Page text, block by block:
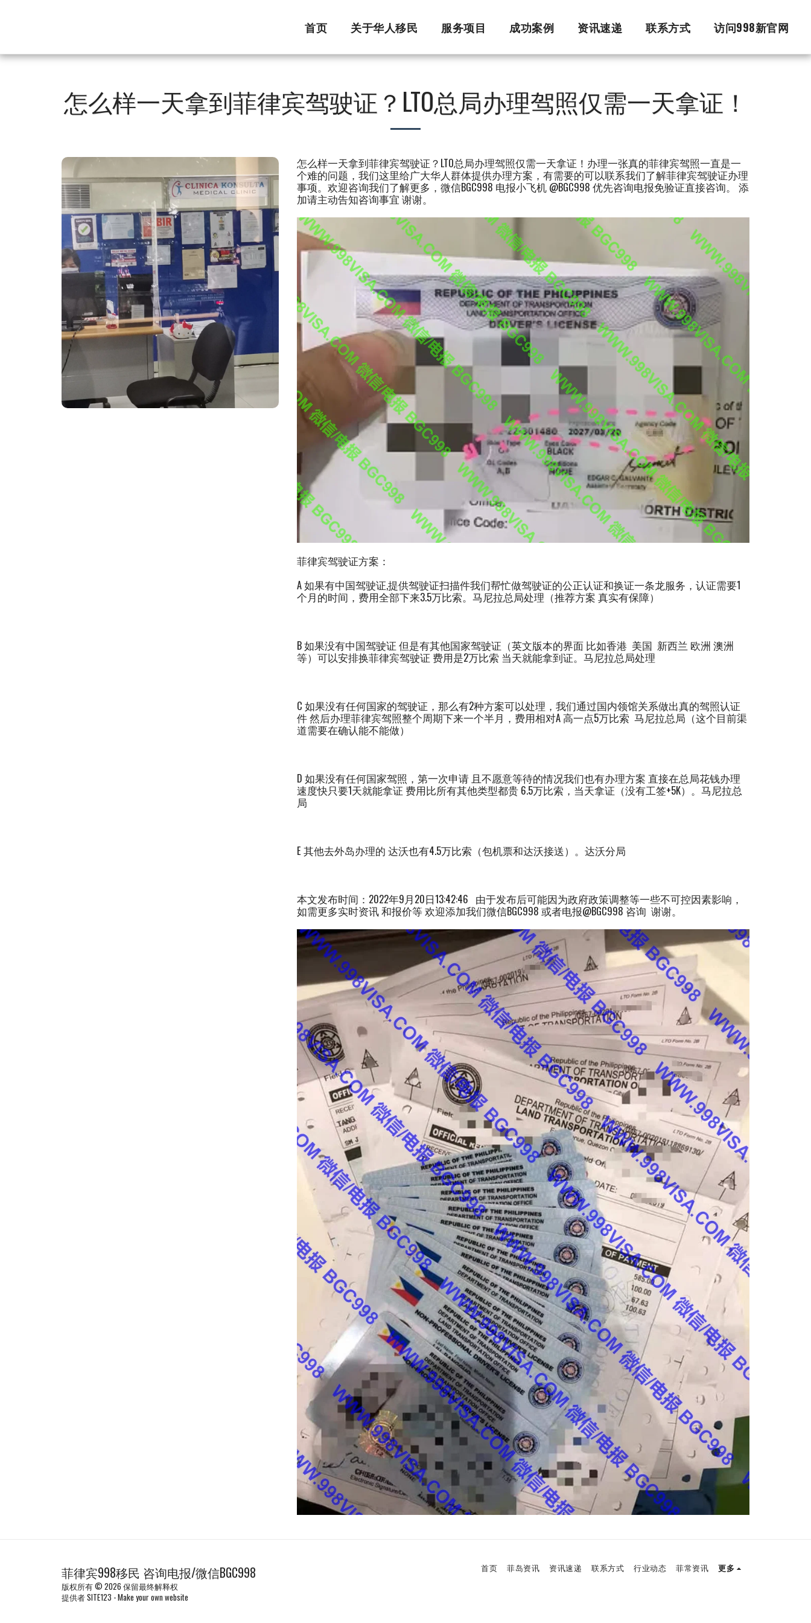
首页 关于华人移民 服务项目 成功案例 资讯速递 联系方式 访问998新官网
怎么样一天拿到菲律宾驾驶证？LTO总局办理驾照仅需一天拿证！
怎么样一天拿到菲律宾驾驶证？LTO总局办理驾照仅需一天拿证！办理一张真的菲律宾驾照一直是一
个难的问题，我们这里给广大华人群体提供办理方案，有需要的可以联系我们了解菲律宾驾驶证办理
事项。欢迎咨询我们了解更多，微信BGC998 电报小飞机 @BGC998 优先咨询电报免验证直接咨询。 添
加请主动告知咨询事宜 谢谢。
菲律宾驾驶证方案：
A 如果有中国驾驶证,提供驾驶证扫描件我们帮忙做驾驶证的公正认证和换证一条龙服务，认证需要1
个月的时间，费用全部下来3.5万比索。马尼拉总局处理（推荐方案 真实有保障）
B 如果没有中国驾驶证 但是有其他国家驾驶证（英文版本的界面 比如香港 美国 新西兰 欧洲 澳洲
等）可以安排换菲律宾驾驶证 费用是2万比索 当天就能拿到证。马尼拉总局处理
C 如果没有任何国家的驾驶证，那么有2种方案可以处理，我们通过国内领馆关系做出真的驾照认证
件 然后办理菲律宾驾照整个周期下来一个半月，费用相对A 高一点5万比索 马尼拉总局（这个目前渠
道需要在确认能不能做）
D 如果没有任何国家驾照，第一次申请 且不愿意等待的情况我们也有办理方案 直接在总局花钱办理
速度快只要1天就能拿证 费用比所有其他类型都贵 6.5万比索，当天拿证（没有工签+5K）。马尼拉总
局
E 其他去外岛办理的 达沃也有4.5万比索（包机票和达沃接送）。达沃分局
本文发布时间：2022年9月20日13:42:46 由于发布后可能因为政府政策调整等一些不可控因素影响，
如需更多实时资讯 和报价等 欢迎添加我们微信BGC998 或者电报@BGC998 咨询 谢谢。
菲律宾998移民 咨询电报/微信BGC998
版权所有 © 2026 保留最终解释权
提供者SITE123 -Make your own website
首页 菲岛资讯 资讯速递 联系方式 行业动态 菲常资讯 更多